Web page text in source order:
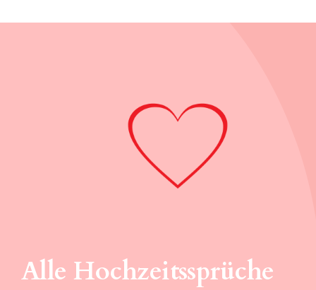
Alle Hochzeitssprüche